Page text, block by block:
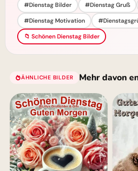
#Dienstag Bilder #Dienstag Gruß
#Dienstag Motivation
📁 Schönen Dienstag Bilder
ÄHNLICHE BILDER Mehr davon